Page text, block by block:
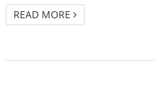
READ MORE